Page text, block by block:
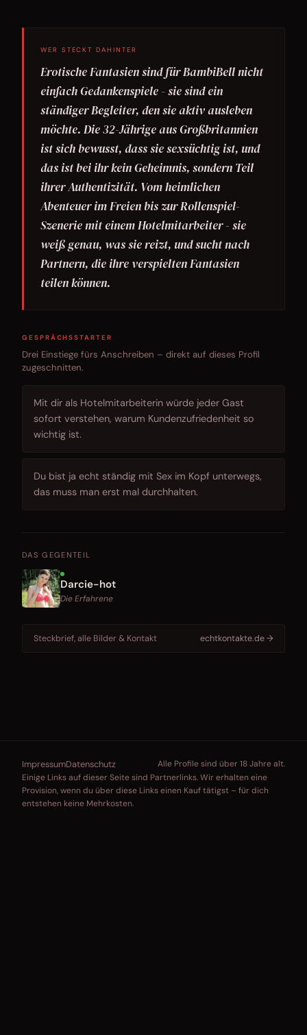
WER STECKT DAHINTER
Erotische Fantasien sind für BambiBell nicht
einfach Gedankenspiele - sie sind ein
ständiger Begleiter, den sie aktiv ausleben
möchte. Die 32-Jährige aus Großbritannien
ist sich bewusst, dass sie sexsüchtig ist, und
das ist bei ihr kein Geheimnis, sondern Teil
ihrer Authentizität. Vom heimlichen
Abenteuer im Freien bis zur Rollenspiel-
Szenerie mit einem Hotelmitarbeiter - sie
weiß genau, was sie reizt, und sucht nach
Partnern, die ihre verspielten Fantasien
teilen können.
GESPRÄCHSSTARTER
Drei Einstiege fürs Anschreiben – direkt auf dieses Profil
zugeschnitten.
Mit dir als Hotelmitarbeiterin würde jeder Gast
sofort verstehen, warum Kundenzufriedenheit so
wichtig ist.
Du bist ja echt ständig mit Sex im Kopf unterwegs,
das muss man erst mal durchhalten.
DAS GEGENTEIL
Darcie-hot
Die Erfahrene
Steckbrief, alle Bilder & Kontakt echtkontakte.de →
ImpressumDatenschutz
Alle Profile sind über 18 Jahre alt.
Einige Links auf dieser Seite sind Partnerlinks. Wir erhalten eine
Provision, wenn du über diese Links einen Kauf tätigst – für dich
entstehen keine Mehrkosten.